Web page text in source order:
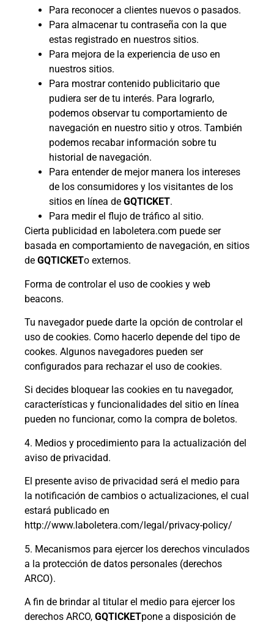
Para reconocer a clientes nuevos o pasados.
Para almacenar tu contraseña con la que
estas registrado en nuestros sitios.
Para mejora de la experiencia de uso en
nuestros sitios.
Para mostrar contenido publicitario que
pudiera ser de tu interés. Para lograrlo,
podemos observar tu comportamiento de
navegación en nuestro sitio y otros. También
podemos recabar información sobre tu
historial de navegación.
Para entender de mejor manera los intereses
de los consumidores y los visitantes de los
sitios en línea de GQTICKET.
Para medir el flujo de tráfico al sitio.
Cierta publicidad en laboletera.com puede ser
basada en comportamiento de navegación, en sitios
de GQTICKETo externos.
Forma de controlar el uso de cookies y web
beacons.
Tu navegador puede darte la opción de controlar el
uso de cookies. Como hacerlo depende del tipo de
cookes. Algunos navegadores pueden ser
configurados para rechazar el uso de cookies.
Si decides bloquear las cookies en tu navegador,
características y funcionalidades del sitio en línea
pueden no funcionar, como la compra de boletos.
4. Medios y procedimiento para la actualización del
aviso de privacidad.
El presente aviso de privacidad será el medio para
la notificación de cambios o actualizaciones, el cual
estará publicado en
http://www.laboletera.com/legal/privacy-policy/
5. Mecanismos para ejercer los derechos vinculados
a la protección de datos personales (derechos
ARCO).
A fin de brindar al titular el medio para ejercer los
derechos ARCO, GQTICKETpone a disposición de